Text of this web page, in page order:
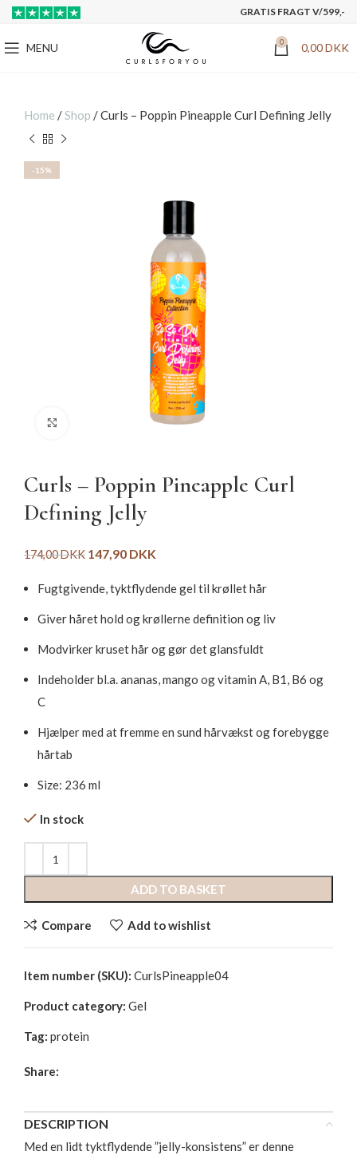
GRATIS FRAGT V/599,-
MENU 0 0,00DKK
Home /Shop /Curls – Poppin Pineapple Curl Defining Jelly
-15%
Curls – Poppin Pineapple Curl
Defining Jelly
174,00DKK 147,90 DKK
Fugtgivende, tyktflydende gel til krøllet hår
Giver håret hold og krøllerne definition og liv
Modvirker kruset hår og gør det glansfuldt
Indeholder bl.a. ananas, mango og vitamin A, B1, B6 og
C
Hjælper med at fremme en sund hårvækst og forebygge
hårtab
Size: 236 ml
In stock
ADD TO BASKET
Compare Add to wishlist
Item number (SKU): CurlsPineapple04
Product category: Gel
Tag: protein
Share:
DESCRIPTION
Med en lidt tyktflydende ”jelly-konsistens” er denne